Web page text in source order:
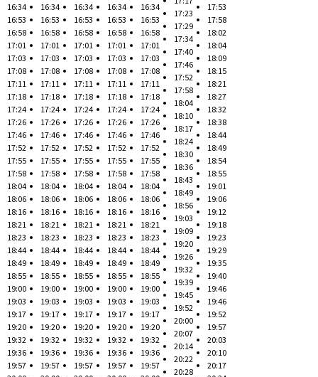
16:34
16:53
16:58
17:01
17:03
17:08
17:11
17:18
17:24
17:26
17:46
17:52
17:55
17:58
18:04
18:06
18:16
18:21
18:23
18:44
18:49
18:55
19:00
19:03
19:17
19:20
19:32
19:36
19:57
16:34
16:53
16:58
17:01
17:03
17:08
17:11
17:18
17:24
17:26
17:46
17:52
17:55
17:58
18:04
18:06
18:16
18:21
18:23
18:44
18:49
18:55
19:00
19:03
19:17
19:20
19:32
19:36
19:57
16:34
16:53
16:58
17:01
17:03
17:08
17:11
17:18
17:24
17:26
17:46
17:52
17:55
17:58
18:04
18:06
18:16
18:21
18:23
18:44
18:49
18:55
19:00
19:03
19:17
19:20
19:32
19:36
19:57
16:34
16:53
16:58
17:01
17:03
17:08
17:11
17:18
17:24
17:26
17:46
17:52
17:55
17:58
18:04
18:06
18:16
18:21
18:23
18:44
18:49
18:55
19:00
19:03
19:17
19:20
19:32
19:36
19:57
16:34
16:53
16:58
17:01
17:03
17:08
17:11
17:18
17:24
17:26
17:46
17:52
17:55
17:58
18:04
18:06
18:16
18:21
18:23
18:44
18:49
18:55
19:00
19:03
19:17
19:20
19:32
19:36
19:57
17:23
17:29
17:34
17:40
17:46
17:52
17:58
18:04
18:10
18:17
18:24
18:30
18:36
18:43
18:49
18:56
19:03
19:09
19:20
19:26
19:32
19:39
19:45
19:52
20:00
20:07
20:14
20:22
20:28
17:53
17:58
18:02
18:04
18:09
18:15
18:21
18:27
18:32
18:38
18:44
18:49
18:54
18:55
19:01
19:06
19:12
19:18
19:23
19:29
19:35
19:40
19:46
19:46
19:52
19:57
20:03
20:10
20:17